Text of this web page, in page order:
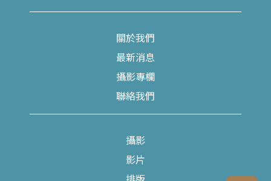
關於我們
最新消息
攝影專欄
聯絡我們
攝影
影片